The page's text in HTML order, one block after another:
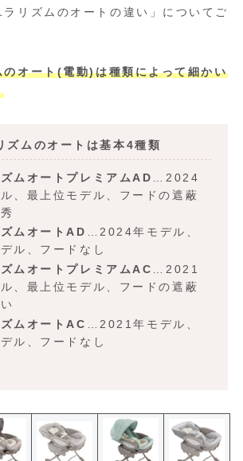
ラリズムのオートの違い」についてご
のオート(電動)は種類によって細かい
ズムのオートは基本4種類
ムオートプレミアムAD
…2024
、最上位モデル、フードの遮蔽
ムオートAD …2024年モデル、
ル、フードなし
ムオートプレミアムAC …2021
、最上位モデル、フードの遮蔽
ムオートAC
…2021年モデル、
デル、フードなし